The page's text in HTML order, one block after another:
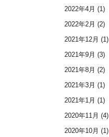
2022年4月 (1)
2022年2月 (2)
2021年12月 (1)
2021年9月 (3)
2021年8月 (2)
2021年3月 (1)
2021年1月 (1)
2020年11月 (4)
2020年10月 (1)